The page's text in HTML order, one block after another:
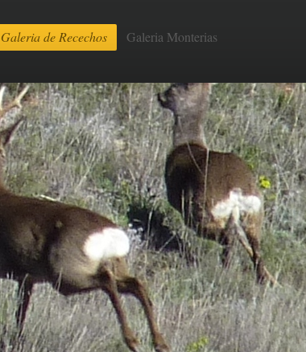
Galeria de Recechos Galeria Monterias